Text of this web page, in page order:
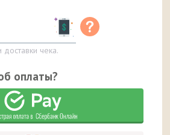
чека.
оплаты?